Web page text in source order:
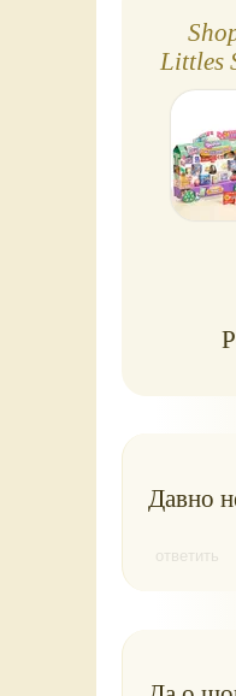
Littles
Давно
ответить